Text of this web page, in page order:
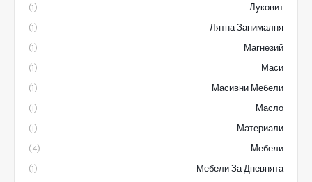
Луковит
(1)
Лятна Занималня
(1)
Магнезий
(1)
Маси
(1)
Масивни Мебели
(1)
Масло
(1)
Материали
(1)
Мебели
(4)
Мебели За Дневнята
(1)